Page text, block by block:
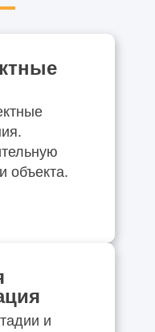
объекта.
и